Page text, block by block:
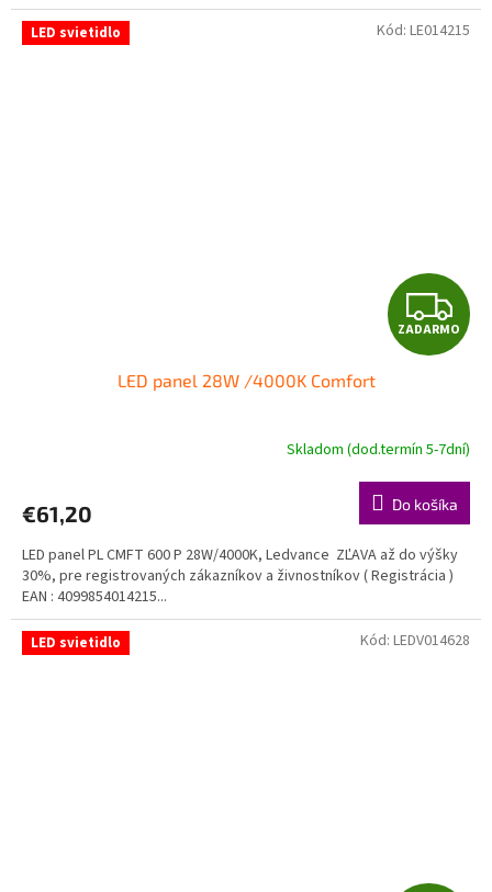
LED svietidlo
Z
A
A
R
M
O
ZADARMO
LED panel 28W /4000K Comfort
Skladom (dod.termín 5-7dní)
€61,20 Do košíka
LED panel PL CMFT 600 P 28W/4000K, Ledvance ZĽAVA až do výšky
30%, pre registrovaných zákazníkov a živnostníkov ( Registrácia )
EAN : 4099854014215...
Kód: LE014215
LED svietidlo Kód: LEDV014628